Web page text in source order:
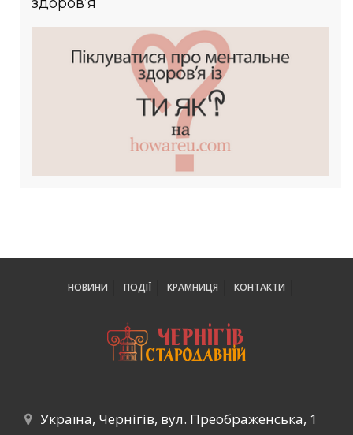
НОВИНИ ПОДІЇ КРАМНИЦЯ КОНТАКТИ
Україна, Чернігів, вул. Преображенська, 1